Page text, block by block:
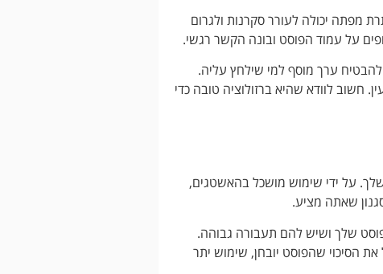
מפתה יכולה לעורר סקרנות ולגרום
על עמוד הפוסט ובונה הקשר רגשי.
ערך מוסף למי שילחץ עליה.
חשוב לוודא שהיא ברזולוציה טובה כדי
על ידי שימוש מושכל בהאשטגים,
שאתה מציע.
שלך ושיש להם תעבורה גבוהה.
הסיכוי שהפוסט יובחן, שימוש יתר